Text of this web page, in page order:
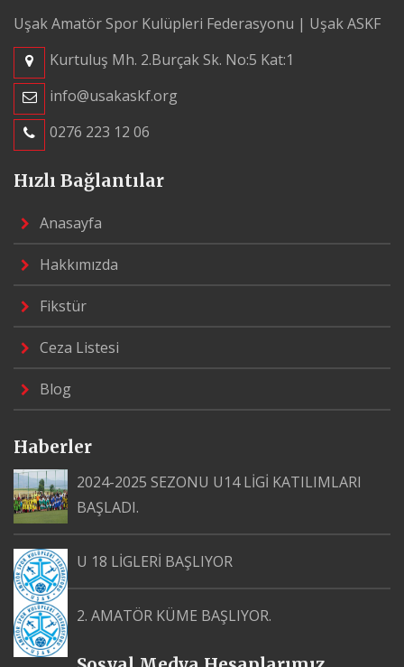
Uşak Amatör Spor Kulüpleri Federasyonu | Uşak ASKF
Kurtuluş Mh. 2.Burçak Sk. No:5 Kat:1
info@usakaskf.org
0276 223 12 06
Hızlı Bağlantılar
Anasayfa
Hakkımızda
Fikstür
Ceza Listesi
Blog
Haberler
2024-2025 SEZONU U14 LİGİ KATILIMLARI
BAŞLADI.
U 18 LİGLERİ BAŞLIYOR
2. AMATÖR KÜME BAŞLIYOR.